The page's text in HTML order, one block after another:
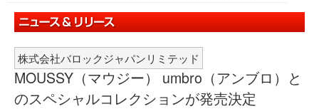
株式会社バロックジャパンリミテッド
MOUSSY（マウジー） umbro（アンブロ）と
のスペシャルコレクションが発売決定